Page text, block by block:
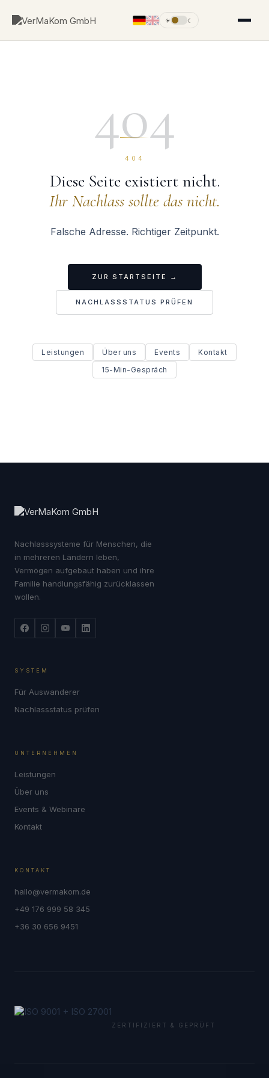
☀ ☾
404
404
Diese Seite existiert nicht.
Ihr Nachlass sollte das nicht.
Falsche Adresse. Richtiger Zeitpunkt.
ZUR STARTSEITE →
NACHLASSSTATUS PRÜFEN
Leistungen Über uns Events
Kontakt
15-Min-Gespräch
Nachlasssysteme für Menschen, die
in mehreren Ländern leben,
Vermögen aufgebaut haben und ihre
Familie handlungsfähig zurücklassen
wollen.
SYSTEM
Für Auswanderer
Nachlassstatus prüfen
UNTERNEHMEN
Leistungen
Über uns
Events & Webinare
Kontakt
KONTAKT
hallo@vermakom.de
+49 176 999 58 345
+36 30 656 9451
ZERTIFIZIERT & GEPRÜFT